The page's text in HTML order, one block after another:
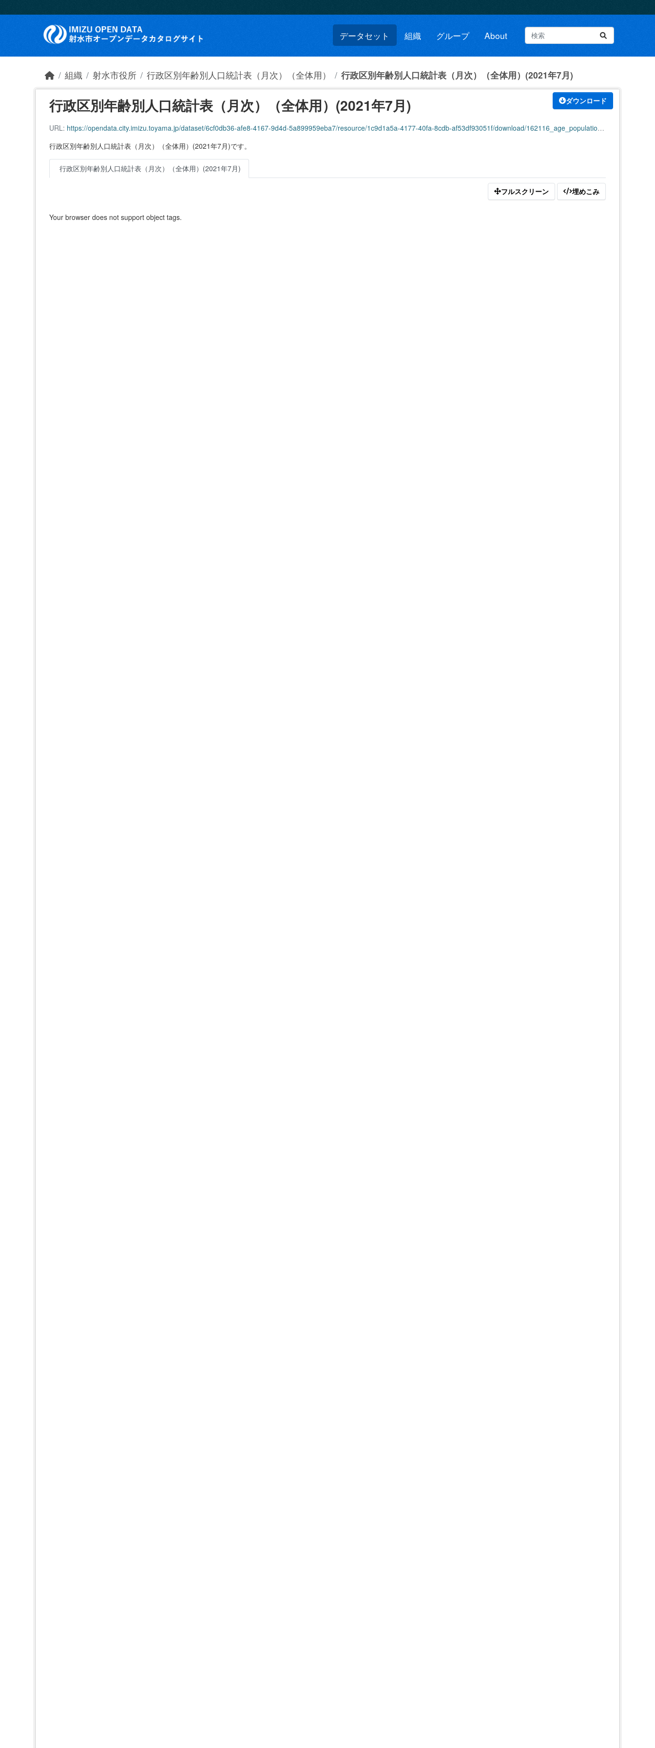
データセット 組織 グループ About
組織 射水市役所 行政区別年齢別人口統計表（月次）（全体用） 行政区別年齢別人口統計表（月次）（全体用）(2021年7月)
ダウンロード
行政区別年齢別人口統計表（月次）（全体用）(2021年7月)
URL: https://opendata.city.imizu.toyama.jp/dataset/6cf0db36-afe8-4167-9d4d-5a899959eba7/resource/1c9d1a5a-4177-40fa-8cdb-af53df93051f/download/162116_age_population_all_202107.pdf
行政区別年齢別人口統計表（月次）（全体用）(2021年7月)です。
行政区別年齢別人口統計表（月次）（全体用）(2021年7月)
フルスクリーン 埋めこみ
Your browser does not support object tags.